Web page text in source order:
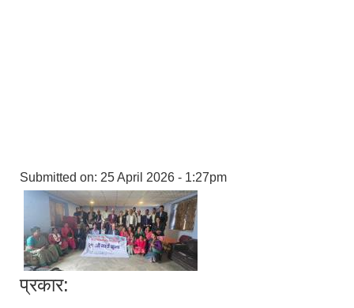
Submitted on: 25 April 2026 - 1:27pm
प्रकार: